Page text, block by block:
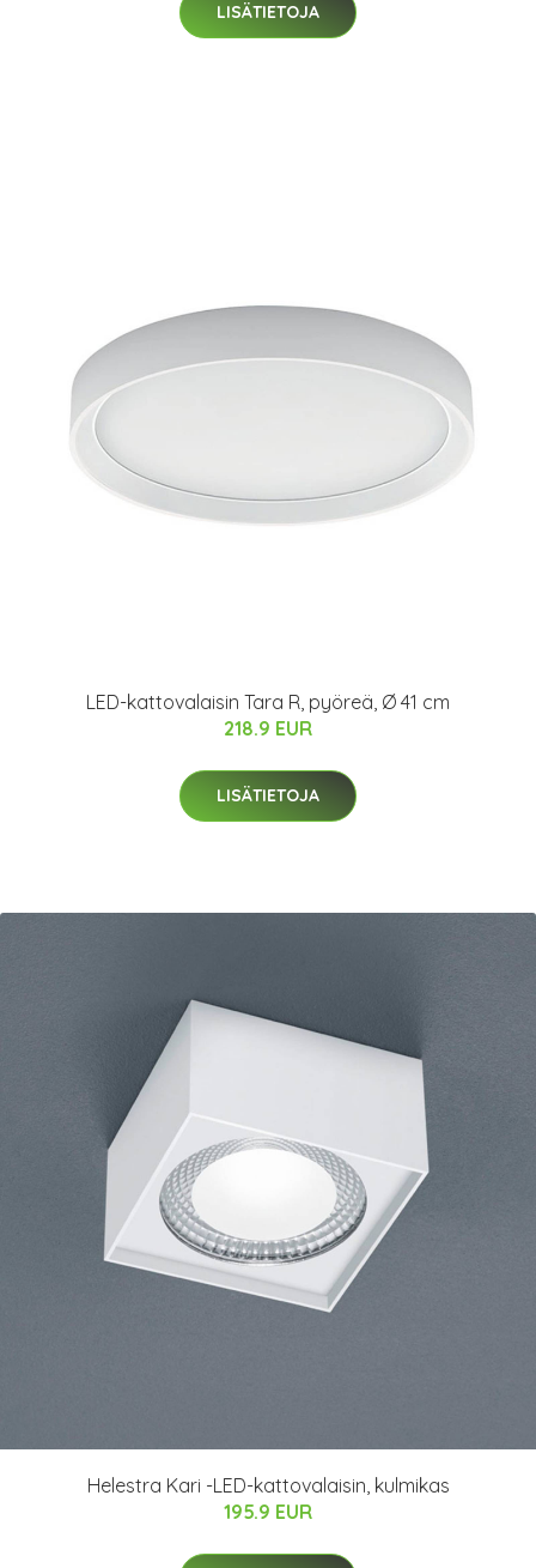
LISÄTIETOJA
LED-kattovalaisin Tara R, pyöreä, Ø 41 cm
218.9 EUR
LISÄTIETOJA
Helestra Kari -LED-kattovalaisin, kulmikas
195.9 EUR